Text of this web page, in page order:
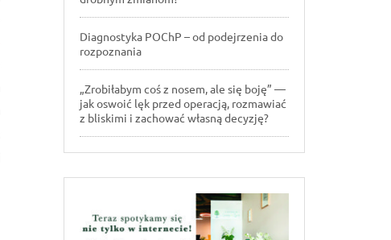
Diagnostyka POChP – od podejrzenia do
rozpoznania
„Zrobiłabym coś z nosem, ale się boję” —
jak oswoić lęk przed operacją, rozmawiać
z bliskimi i zachować własną decyzję?